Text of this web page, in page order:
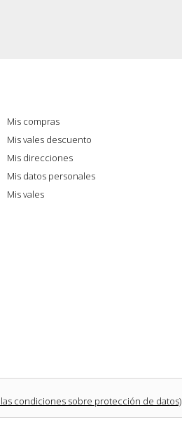
Mis compras
Mis vales descuento
Mis direcciones
Mis datos personales
Mis vales
condiciones sobre protección de datos)